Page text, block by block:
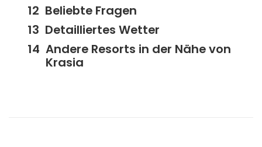
Beliebte Fragen
Detailliertes Wetter
Andere Resorts in der Nähe von
Krasia